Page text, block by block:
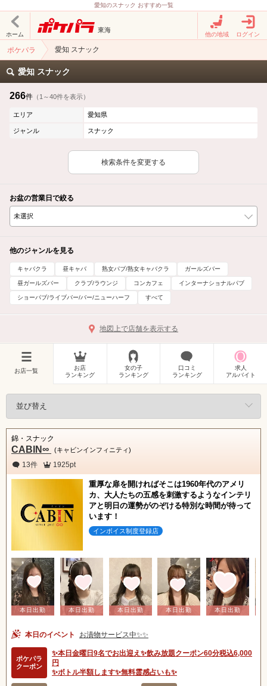
愛知のスナック おすすめ一覧
ホーム
東海
他の地域 ログイン
ポケパラ 愛知 スナック
愛知 スナック
266件 （1～40件を表示）
エリア 愛知県
ジャンル スナック
検索条件を変更する
お盆の営業日で絞る
他のジャンルを見る
キャバクラ 昼キャバ 熟女パブ/熟女キャバクラ ガールズバー
昼ガールズバー クラブ/ラウンジ コンカフェ インターナショナルパブ
ショーパブ/ライブバー/バー/ニューハーフ すべて
地図上で店舗を表示する
お店一覧
お店
ランキング
女の子
ランキング
口コミ
ランキング
求人
アルバイト
錦・スナック
CABIN∞ (キャビンインフィニティ)
13件 1925pt
重厚な扉を開ければそこは1960年代のアメリ
カ、大人たちの五感を刺激するようなインテリ
アと明日の運勢がのぞける特別な時間が待って
います！
インボイス制度登録店
本日のイベント お漬物サービス中✨✨
ポケパラ
クーポン
✨本日金曜日9名でお出迎え✨飲み放題クーポン60分税込6,000
円
✨ボトル半額します✨無料霊感占いも✨